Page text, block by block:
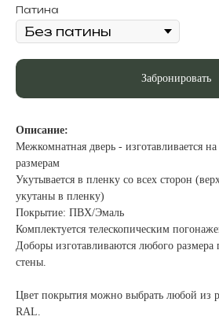
Патина
Забронировать
Описание:
Межкомнатная дверь - изготавливается
размерам
Укутывается в пленку со всех сторон
укутаны в пленку)
Покрытие: ПВХ/Эмаль
Комплектуется телескопическим
Доборы изготавливаются любого
стены.
Цвет покрытия можно выбрать любой из
RAL.